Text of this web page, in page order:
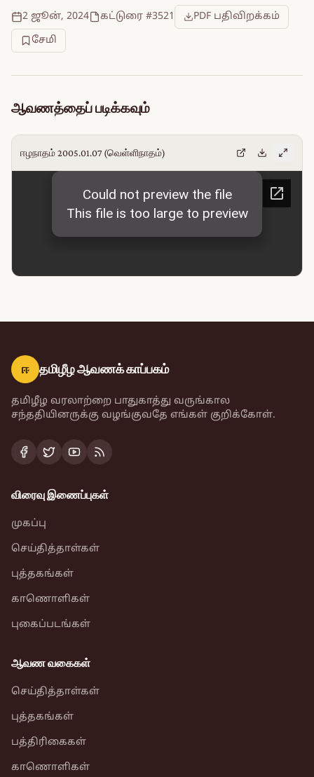
2 ஜூன், 2024 கட்டுரை #3521
PDF பதிவிறக்கம்
சேமி
ஆவணத்தைப் படிக்கவும்
ஈழநாதம் 2005.01.07 (வெள்ளிநாதம்)
ஈ தமிழீழ ஆவணக் காப்பகம்
தமிழீழ வரலாற்றை பாதுகாத்து வருங்கால
சந்ததியினருக்கு வழங்குவதே எங்கள் குறிக்கோள்.
விரைவு இணைப்புகள்
முகப்பு
செய்தித்தாள்கள்
புத்தகங்கள்
காணொளிகள்
புகைப்படங்கள்
ஆவண வகைகள்
செய்தித்தாள்கள்
புத்தகங்கள்
பத்திரிகைகள்
காணொளிகள்